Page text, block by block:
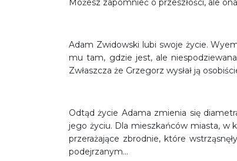
Możesz zapomnieć o przeszłości, ale
Adam Zwidowski lubi swoje życie.
mu tam, gdzie jest, ale
Zwłaszcza że Grzegorz wysłał ją
Odtąd życie Adama zmienia się
jego życiu. Dla mieszkańców miasta, w
przerażające zbrodnie, które
podejrzanym…